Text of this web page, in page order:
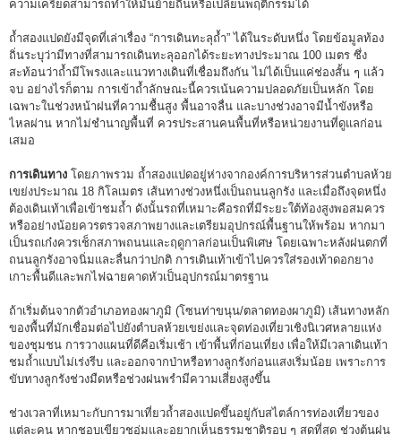
ความเครียดสามารถทำให้มันย้ายถิ่นหรือเปลี่ยนพฤติกรรมได้
ถ้ำสองแปดยังมีจุดที่เล่าเรื่อง “การเดินทะลุถ้ำ” ได้ในระดับหนึ่ง โดยข้อมูลท้อง
ถิ่นระบุว่ามีทางที่สามารถเดินทะลุออกได้ระยะทางประมาณ 100 เมตร ซึ่ง
สะท้อนว่าถ้ำมีโพรงและแนวทางเดินที่เชื่อมถึงกัน ไม่ได้เป็นแค่ช่องสั้น ๆ แล้ว
จบ อย่างไรก็ตาม การเข้าถ้ำลักษณะนี้ควรเน้นความปลอดภัยเป็นหลัก โดย
เฉพาะในช่วงหน้าฝนที่ความชื้นสูง พื้นอาจลื่น และบางช่วงอาจมีน้ำขังหรือ
ไหลผ่าน หากไม่ชำนาญพื้นที่ ควรประสานคนพื้นที่หรือหน่วยงานที่ดูแลก่อน
เสมอ
การเดินทาง โดยภาพรวม ถ้ำสองแปดอยู่ห่างจากองค์การบริหารส่วนตำบลห้วย
เขย่งประมาณ 18 กิโลเมตร เส้นทางช่วงหนึ่งเป็นถนนลูกรัง และเมื่อถึงจุดหนึ่ง
ต้องเดินเท้าเพื่อเข้าชมถ้ำ ดังนั้นรถที่เหมาะคือรถที่มีระยะใต้ท้องสูงพอสมควร
หรืออย่างน้อยควรตรวจสภาพยางและเตรียมอุปกรณ์พื้นฐานให้พร้อม หากมา
เป็นรถเก๋งควรเช็กสภาพถนนและฤดูกาลก่อนเป็นพิเศษ โดยเฉพาะหลังฝนตกที่
ถนนลูกรังอาจนิ่มและลื่นกว่าปกติ การเดินเท้าเข้าไปควรใส่รองเท้าดอกยาง
เกาะพื้นดีและพกไฟฉายคาดหัวเป็นอุปกรณ์มาตรฐาน
ถ้าเริ่มต้นจากตัวอำเภอทองผาภูมิ (โซนท่าขนุน/ตลาดทองผาภูมิ) เส้นทางหลัก
ของพื้นที่มักเชื่อมต่อไปยังตำบลห้วยเขย่งและจุดท่องเที่ยวเชิงนิเวศหลายแห่ง
ของชุมชน การวางแผนที่ดีคือเริ่มเช้า เข้าพื้นที่ก่อนเที่ยง เพื่อให้มีเวลาเดินเท้า
ชมถ้ำแบบไม่เร่งรีบ และออกจากป่าหรือทางลูกรังก่อนแสงเริ่มน้อย เพราะการ
ขับทางลูกรังช่วงมืดหรือช่วงฝนพรำมีความเสี่ยงสูงขึ้น
ช่วงเวลาที่เหมาะกับการมาเที่ยวถ้ำสองแปดขึ้นอยู่กับสไตล์การท่องเที่ยวของ
แต่ละคน หากชอบเขียวชอุ่มและอยากเห็นธรรมชาติรอบ ๆ สดที่สุด ช่วงต้นฝน